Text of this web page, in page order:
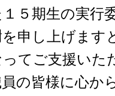
５期生の実行
申し上げます
てご支援いた
の皆様に心か